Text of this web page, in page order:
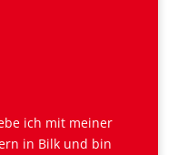
ich mit meiner
in Bilk und bin